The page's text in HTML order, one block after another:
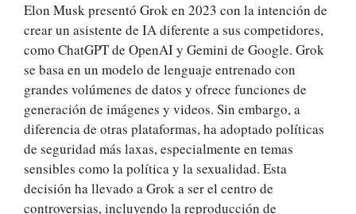
Elon Musk presentó Grok en 2023 con la intención de
crear un asistente de IA diferente a sus competidores,
como ChatGPT de OpenAI y Gemini de Google. Grok
se basa en un modelo de lenguaje entrenado con
grandes volúmenes de datos y ofrece funciones de
generación de imágenes y videos. Sin embargo, a
diferencia de otras plataformas, ha adoptado políticas
de seguridad más laxas, especialmente en temas
sensibles como la política y la sexualidad. Esta
decisión ha llevado a Grok a ser el centro de
controversias, incluyendo la reproducción de